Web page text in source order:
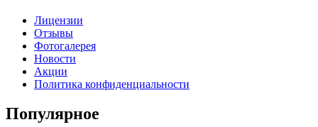
Лицензии
Отзывы
Фотогалерея
Новости
Акции
Политика конфиденциальности
Популярное